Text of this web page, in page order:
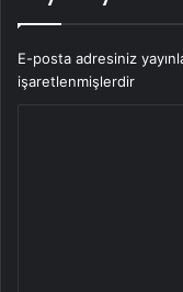
E-posta adresiniz
işaretlenmişlerdir